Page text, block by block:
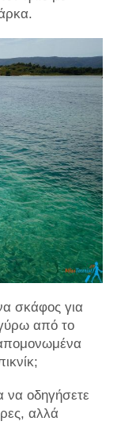
σκάφος για
από το
να οδηγήσετε
αλλά